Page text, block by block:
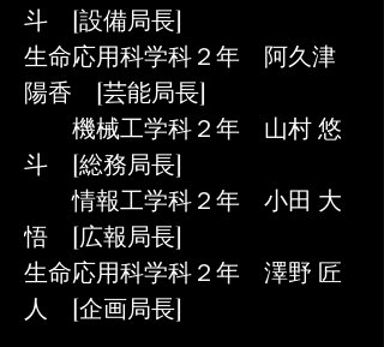
斗　[設備局長]
生命応用科学科２年　阿久津
陽香　[芸能局長]
機械工学科２年　山村 悠
斗　[総務局長]
情報工学科２年　小田 大
悟　[広報局長]
生命応用科学科２年　澤野 匠
人　[企画局長]